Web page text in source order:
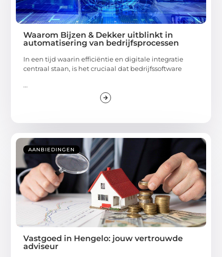
Waarom Bijzen & Dekker uitblinkt in
automatisering van bedrijfsprocessen
In een tijd waarin efficiëntie en digitale integratie
centraal staan, is het cruciaal dat bedrijfssoftware
...
AANBIEDINGEN
Vastgoed in Hengelo: jouw vertrouwde
adviseur